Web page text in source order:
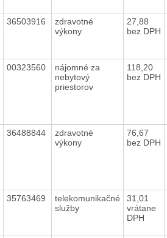
36503916
zdravotné
výkony
27,88
bez DPH
00323560
nájomné za
nebytový
priestorov
118,20
bez DPH
36488844
zdravotné
výkony
76,67
bez DPH
35763469
telekomunikačné
služby
31,01
vrátane
DPH